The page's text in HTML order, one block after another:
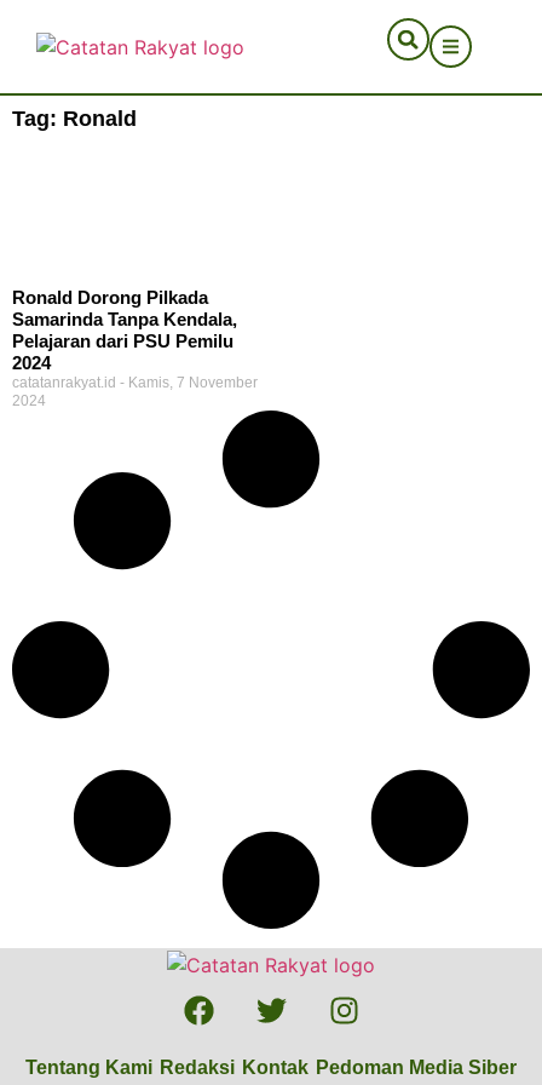
Tag: Ronald
Ronald Dorong Pilkada
Samarinda Tanpa Kendala,
Pelajaran dari PSU Pemilu
2024
catatanrakyat.id
Kamis, 7 November
2024
Tentang Kami Redaksi Kontak Pedoman Media Siber